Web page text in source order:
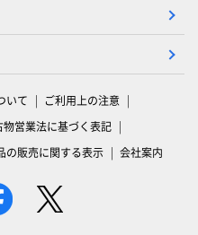
いて
ご利用上の注意
物営業法に基づく表記
の販売に関する表示 会社案内